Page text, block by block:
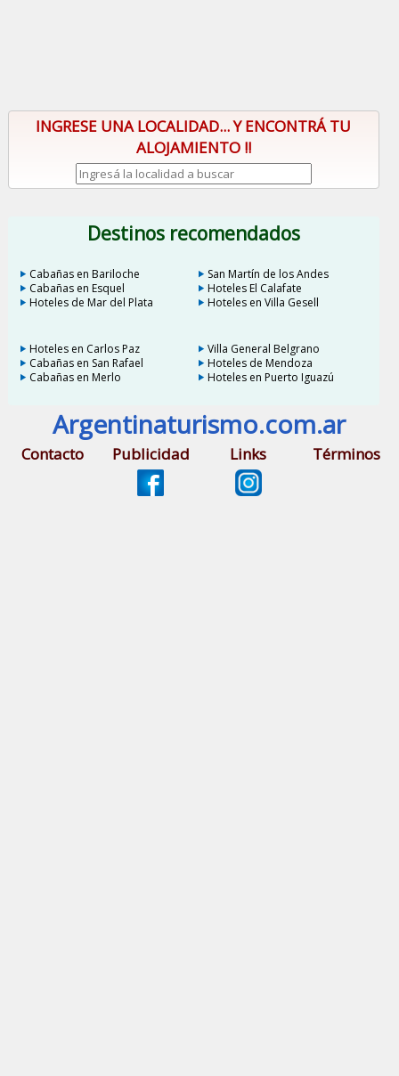
INGRESE UNA LOCALIDAD... Y ENCONTRÁ TU
ALOJAMIENTO !!
Destinos recomendados
Cabañas en Bariloche
San Martín de los Andes
Cabañas en Esquel
Hoteles El Calafate
Hoteles de Mar del Plata
Hoteles en Villa Gesell
Hoteles en Carlos Paz
Villa General Belgrano
Cabañas en San Rafael
Hoteles de Mendoza
Cabañas en Merlo
Hoteles en Puerto Iguazú
Argentinaturismo.com.ar
Contacto Publicidad Links Términos